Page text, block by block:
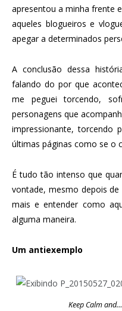
apresentou a minha frente
aqueles blogueiros e
apegar a determinados
A conclusão dessa
falando do por que
me peguei torcendo,
personagens que
impressionante, torcendo
últimas páginas como se o
É tudo tão intenso que
vontade, mesmo depois
mais e entender como
alguma maneira.
Um antiexemplo
Keep Calm